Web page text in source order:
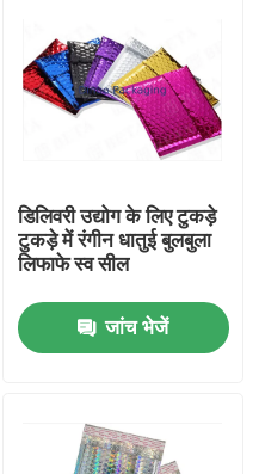
डिलिवरी उद्योग के लिए टुकड़े
टुकड़े में रंगीन धातुई बुलबुला
लिफाफे स्व सील
जांच भेजें